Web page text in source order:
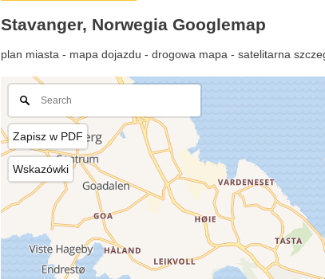
Stavanger, Norwegia Googlemap
plan miasta - mapa dojazdu - drogowa mapa - satelitarna
Zapisz w PDF
Wskazówki